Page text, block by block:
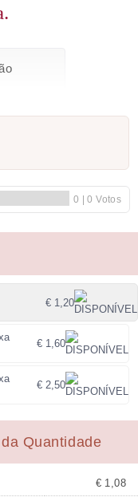
€ 1,20
€ 1,60
€ 2,50
Quantidade
€ 1,08